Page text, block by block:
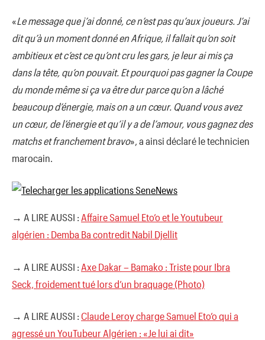
«Le message que j’ai donné, ce n’est pas qu’aux joueurs. J’ai
dit qu’à un moment donné en Afrique, il fallait qu’on soit
ambitieux et c’est ce qu’ont cru les gars, je leur ai mis ça
dans la tête, qu’on pouvait. Et pourquoi pas gagner la Coupe
du monde même si ça va être dur parce qu’on a lâché
beaucoup d’énergie, mais on a un cœur. Quand vous avez
un cœur, de l’énergie et qu’il y a de l’amour, vous gagnez des
matchs et franchement bravo», a ainsi déclaré le technicien
marocain.
→ A LIRE AUSSI : Affaire Samuel Eto’o et le Youtubeur
algérien : Demba Ba contredit Nabil Djellit
→ A LIRE AUSSI : Axe Dakar – Bamako : Triste pour Ibra
Seck, froidement tué lors d’un braquage (Photo)
→ A LIRE AUSSI : Claude Leroy charge Samuel Eto’o qui a
agressé un YouTubeur Algérien : «Je lui ai dit»